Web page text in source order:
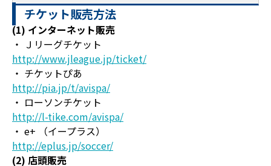
チケット販売方法
(1) インターネット販売
・ Ｊリーグチケット
http://www.jleague.jp/ticket/
・ チケットぴあ
http://pia.jp/t/avispa/
・ ローソンチケット
http://l-tike.com/avispa/
・ e+ （イープラス）
http://eplus.jp/soccer/
(2) 店頭販売